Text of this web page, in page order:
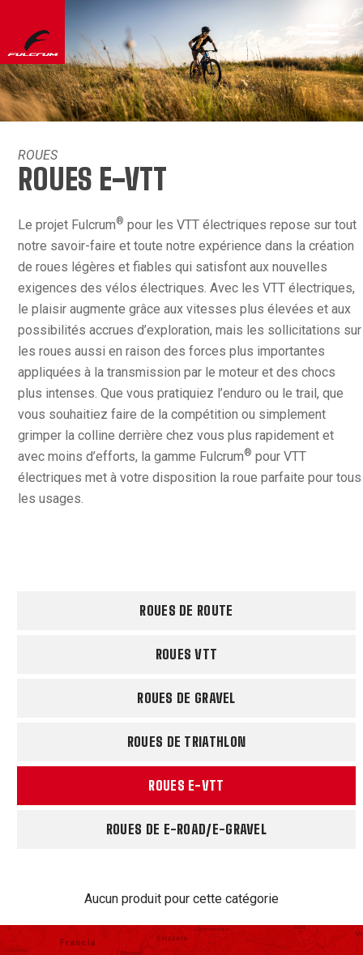
ROUES
ROUES E-VTT
Le projet Fulcrum® pour les VTT électriques repose sur tout
notre savoir-faire et toute notre expérience dans la création
de roues légères et fiables qui satisfont aux nouvelles
exigences des vélos électriques. Avec les VTT électriques,
le plaisir augmente grâce aux vitesses plus élevées et aux
possibilités accrues d’exploration, mais les sollicitations sur
les roues aussi en raison des forces plus importantes
appliquées à la transmission par le moteur et des chocs
plus intenses. Que vous pratiquiez l’enduro ou le trail, que
vous souhaitiez faire de la compétition ou simplement
grimper la colline derrière chez vous plus rapidement et
avec moins d’efforts, la gamme Fulcrum® pour VTT
électriques met à votre disposition la roue parfaite pour tous
les usages.
ROUES DE ROUTE
ROUES VTT
ROUES DE GRAVEL
ROUES DE TRIATHLON
ROUES E-VTT
ROUES DE E-ROAD/E-GRAVEL
Aucun produit pour cette catégorie